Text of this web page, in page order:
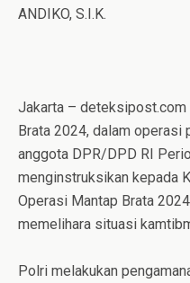
ANDIKO, S.I.K.
Jakarta – deteksipost.com
Brata 2024, dalam operasi
anggota DPR/DPD RI
menginstruksikan kepada
Operasi Mantap Brata
memelihara situasi
Polri melakukan